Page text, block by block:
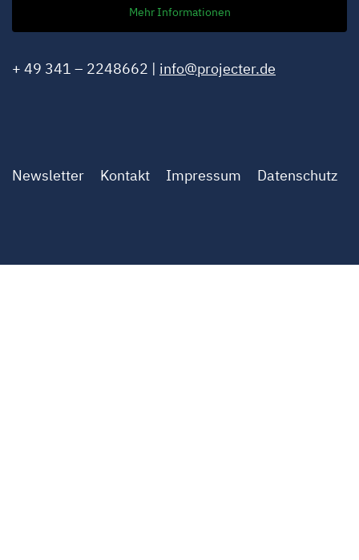
Mehr Informationen
+ 49 341 – 2248662 | info@projecter.de
Newsletter Kontakt Impressum Datenschutz